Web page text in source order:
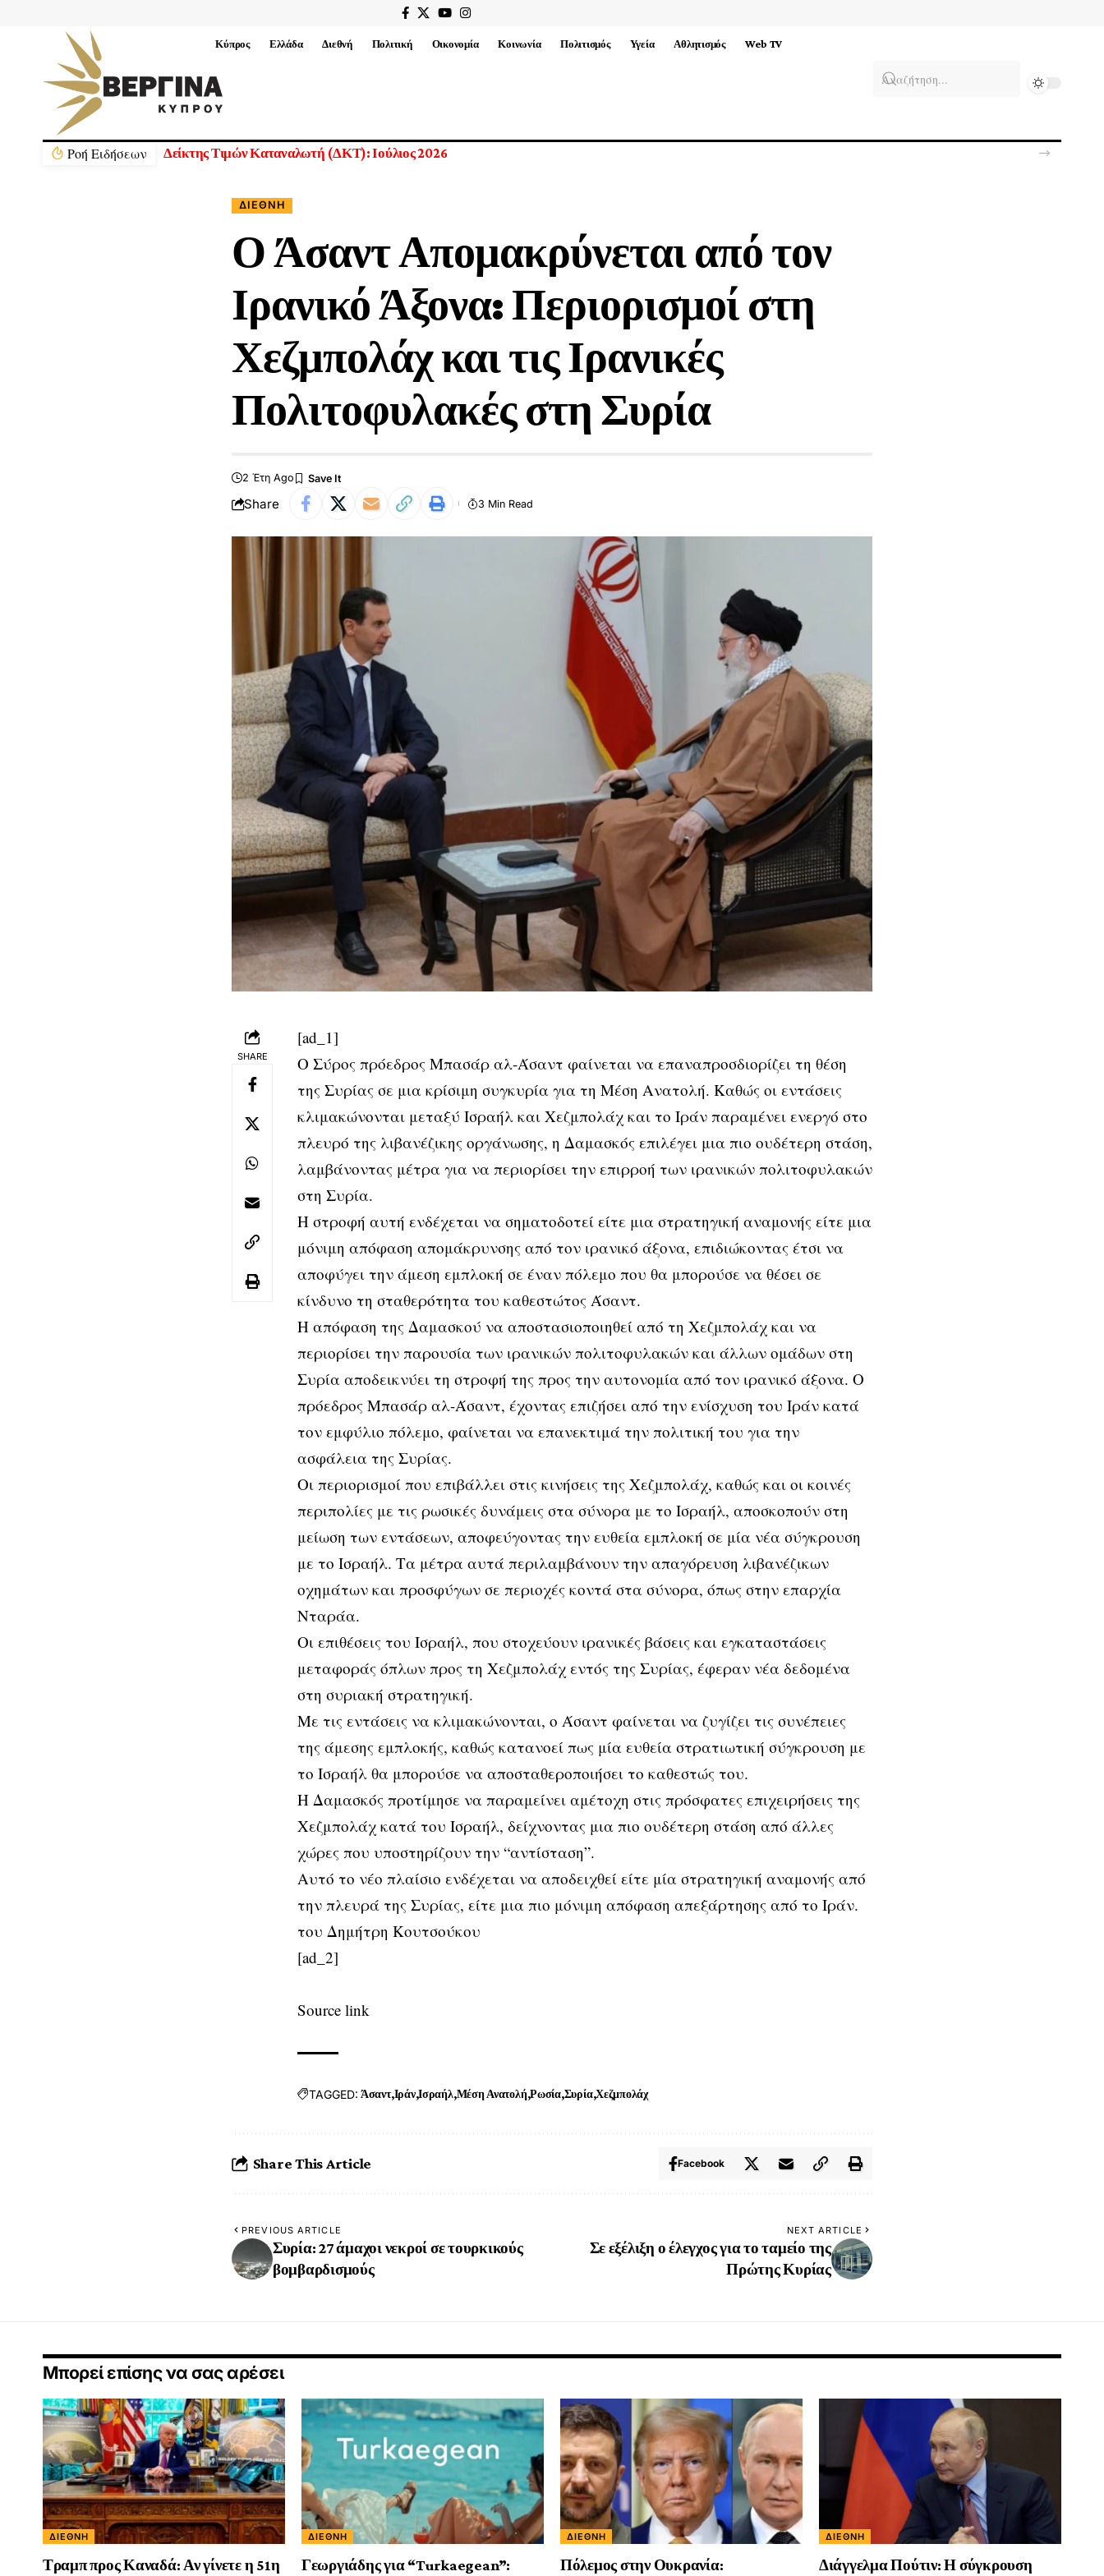
Κύπρος Ελλάδα Διεθνή Πολιτική Οικονομία Κοινωνία Πολιτισμός Υγεία Αθλητισμός Web TV
Ρoή Ειδήσεων Νέα Διοικητικά Συμβούλια Ημικρατικών Οργανισμών που έχουν εγκριθεί από το Υπουργικό Συμβούλιο
ΔΙΕΘΝΉ
Ο Άσαντ Απομακρύνεται από τον
Ιρανικό Άξονα: Περιορισμοί στη
Χεζμπολάχ και τις Ιρανικές
Πολιτοφυλακές στη Συρία
2 Έτη Ago
Share 3 Min Read
SHARE
[ad_1]
Ο Σύρος πρόεδρος Μπασάρ αλ-Άσαντ φαίνεται να επαναπροσδιορίζει τη θέση
της Συρίας σε μια κρίσιμη συγκυρία για τη Μέση Ανατολή. Καθώς οι εντάσεις
κλιμακώνονται μεταξύ Ισραήλ και Χεζμπολάχ και το Ιράν παραμένει ενεργό στο
πλευρό της λιβανέζικης οργάνωσης, η Δαμασκός επιλέγει μια πιο ουδέτερη στάση,
λαμβάνοντας μέτρα για να περιορίσει την επιρροή των ιρανικών πολιτοφυλακών
στη Συρία.
Η στροφή αυτή ενδέχεται να σηματοδοτεί είτε μια στρατηγική αναμονής είτε μια
μόνιμη απόφαση απομάκρυνσης από τον ιρανικό άξονα, επιδιώκοντας έτσι να
αποφύγει την άμεση εμπλοκή σε έναν πόλεμο που θα μπορούσε να θέσει σε
κίνδυνο τη σταθερότητα του καθεστώτος Άσαντ.
Η απόφαση της Δαμασκού να αποστασιοποιηθεί από τη Χεζμπολάχ και να
περιορίσει την παρουσία των ιρανικών πολιτοφυλακών και άλλων ομάδων στη
Συρία αποδεικνύει τη στροφή της προς την αυτονομία από τον ιρανικό άξονα. Ο
πρόεδρος Μπασάρ αλ-Άσαντ, έχοντας επιζήσει από την ενίσχυση του Ιράν κατά
τον εμφύλιο πόλεμο, φαίνεται να επανεκτιμά την πολιτική του για την
ασφάλεια της Συρίας.
Οι περιορισμοί που επιβάλλει στις κινήσεις της Χεζμπολάχ, καθώς και οι κοινές
περιπολίες με τις ρωσικές δυνάμεις στα σύνορα με το Ισραήλ, αποσκοπούν στη
μείωση των εντάσεων, αποφεύγοντας την ευθεία εμπλοκή σε μία νέα σύγκρουση
με το Ισραήλ. Τα μέτρα αυτά περιλαμβάνουν την απαγόρευση λιβανέζικων
οχημάτων και προσφύγων σε περιοχές κοντά στα σύνορα, όπως στην επαρχία
Νταράα.
Οι επιθέσεις του Ισραήλ, που στοχεύουν ιρανικές βάσεις και εγκαταστάσεις
μεταφοράς όπλων προς τη Χεζμπολάχ εντός της Συρίας, έφεραν νέα δεδομένα
στη συριακή στρατηγική.
Με τις εντάσεις να κλιμακώνονται, ο Άσαντ φαίνεται να ζυγίζει τις συνέπειες
της άμεσης εμπλοκής, καθώς κατανοεί πως μία ευθεία στρατιωτική σύγκρουση με
το Ισραήλ θα μπορούσε να αποσταθεροποιήσει το καθεστώς του.
Η Δαμασκός προτίμησε να παραμείνει αμέτοχη στις πρόσφατες επιχειρήσεις της
Χεζμπολάχ κατά του Ισραήλ, δείχνοντας μια πιο ουδέτερη στάση από άλλες
χώρες που υποστηρίζουν την “αντίσταση”​.
Αυτό το νέο πλαίσιο ενδέχεται να αποδειχθεί είτε μία στρατηγική αναμονής από
την πλευρά της Συρίας, είτε μια πιο μόνιμη απόφαση απεξάρτησης από το Ιράν.
του Δημήτρη Κουτσούκου
[ad_2]
Source link
TAGGED: Άσαντ Ιράν Ισραήλ Μέση Ανατολή Ρωσία Συρία Χεζμπολάχ
Share This Article Facebook
PREVIOUS ARTICLE
Συρία: 27 άμαχοι νεκροί σε τουρκικούς
βομβαρδισμούς
NEXT ARTICLE
Σε εξέλιξη ο έλεγχος για το ταμείο της
Πρώτης Κυρίας
Μπορεί επίσης να σας αρέσει
ΔΙΕΘΝΉ
Τραμπ προς Καναδά: Αν γίνετε η 51η
ΔΙΕΘΝΉ
Γεωργιάδης για “Turkaegean”:
ΔΙΕΘΝΉ
Πόλεμος στην Ουκρανία:
ΔΙΕΘΝΉ
Διάγγελμα Πούτιν: Η σύγκρουση